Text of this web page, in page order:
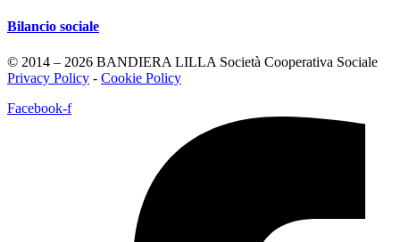
Bilancio sociale
© 2014 – 2026 BANDIERA LILLA Società Cooperativa Sociale
Privacy Policy - Cookie Policy
Facebook-f